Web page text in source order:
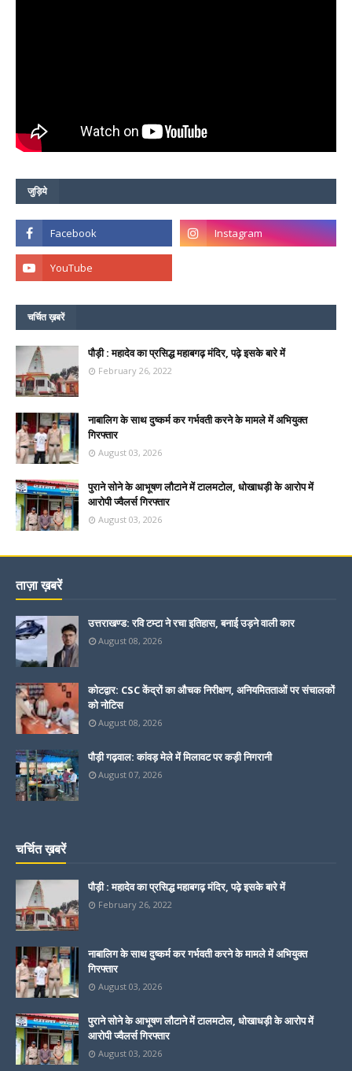
जुड़िये
चर्चित ख़बरें
पौड़ी : महादेव का प्रसिद्ध महाबगढ़ मंदिर, पढ़े इसके बारे में
February 26, 2022
नाबालिग के साथ दुष्कर्म कर गर्भवती करने के मामले में अभियुक्त
गिरफ्तार
August 03, 2026
पुराने सोने के आभूषण लौटाने में टालमटोल, धोखाधड़ी के आरोप में
आरोपी ज्वैलर्स गिरफ्तार
August 03, 2026
ताज़ा ख़बरें
उत्तराखण्ड: रवि टम्टा ने रचा इतिहास, बनाई उड़ने वाली कार
August 08, 2026
कोटद्वार: CSC केंद्रों का औचक निरीक्षण, अनियमितताओं पर संचालकों
को नोटिस
August 08, 2026
पौड़ी गढ़वाल: कांवड़ मेले में मिलावट पर कड़ी निगरानी
August 07, 2026
चर्चित ख़बरें
पौड़ी : महादेव का प्रसिद्ध महाबगढ़ मंदिर, पढ़े इसके बारे में
February 26, 2022
नाबालिग के साथ दुष्कर्म कर गर्भवती करने के मामले में अभियुक्त
गिरफ्तार
August 03, 2026
पुराने सोने के आभूषण लौटाने में टालमटोल, धोखाधड़ी के आरोप में
आरोपी ज्वैलर्स गिरफ्तार
August 03, 2026